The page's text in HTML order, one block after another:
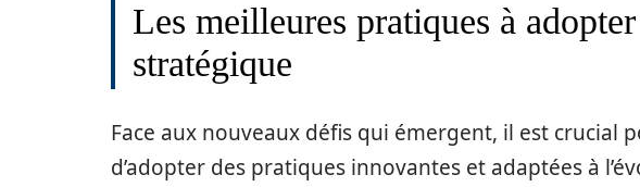
Les meilleures pratiques à
stratégique
Face aux nouveaux défis qui émergent, il est crucial
d’adopter des pratiques innovantes et adaptées à